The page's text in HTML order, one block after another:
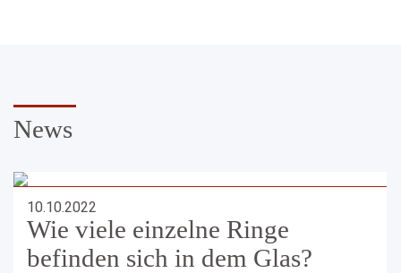
News
10.10.2022
Wie viele einzelne Ringe
befinden sich in dem Glas?